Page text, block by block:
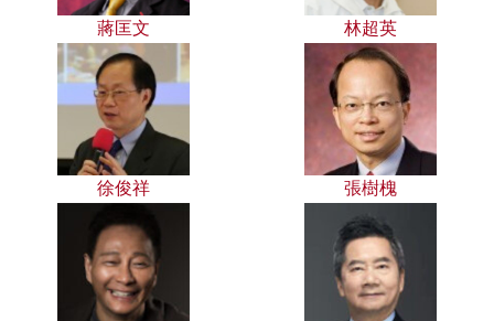
蔣匡文 林超英
徐俊祥 張樹槐